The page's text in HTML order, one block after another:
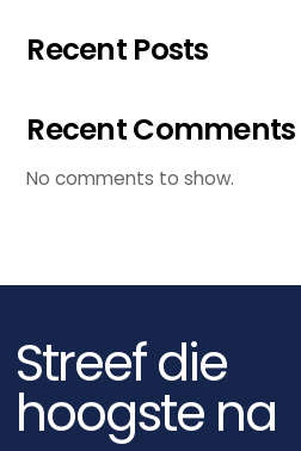
Recent Posts
Recent Comments
No comments to show.
Streef die
hoogste na